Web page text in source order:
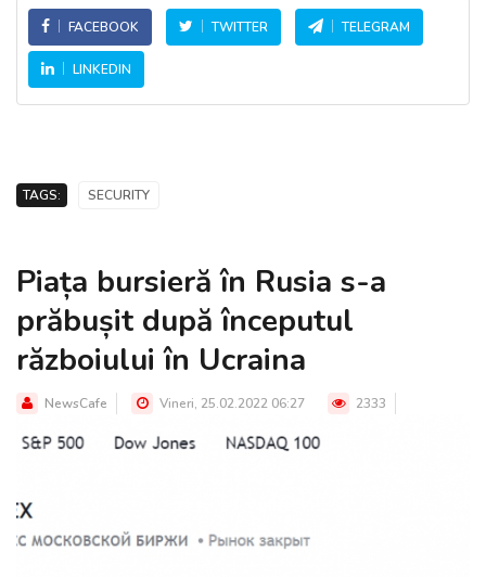
FACEBOOK TWITTER TELEGRAM
LINKEDIN
TAGS: SECURITY
Piața bursieră în Rusia s-a
prăbușit după începutul
războiului în Ucraina
NewsCafe Vineri, 25.02.2022 06:27 2333